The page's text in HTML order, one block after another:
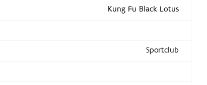
Kung Fu Black Lotus
Sportclub